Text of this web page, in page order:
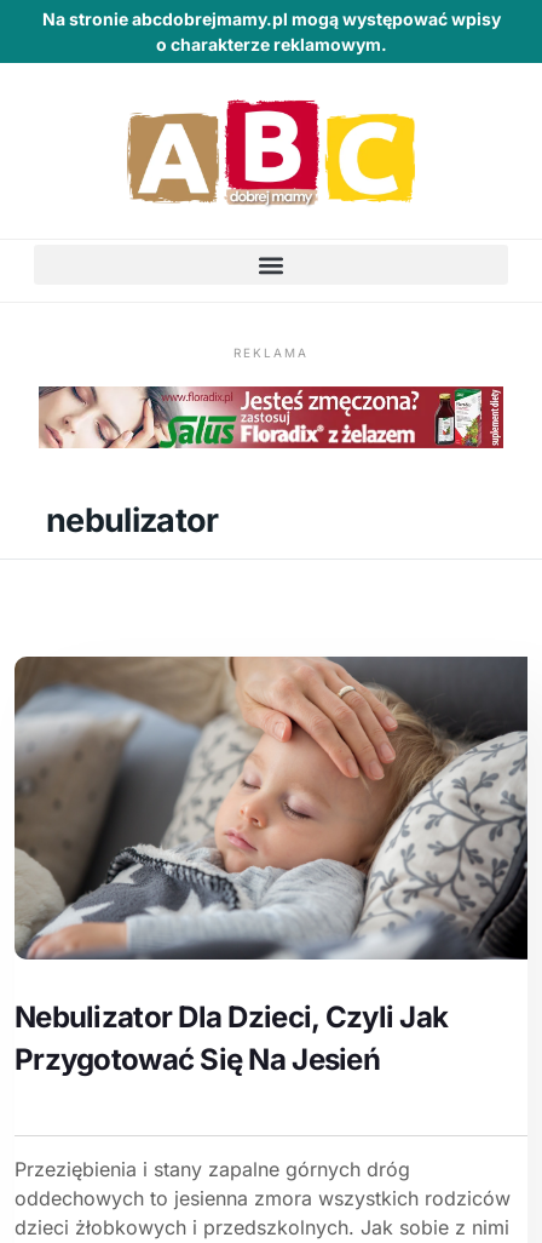
Na stronie abcdobrejmamy.pl mogą występować wpisy
o charakterze reklamowym.
REKLAMA
nebulizator
Nebulizator Dla Dzieci, Czyli Jak
Przygotować Się Na Jesień
Przeziębienia i stany zapalne górnych dróg
oddechowych to jesienna zmora wszystkich rodziców
dzieci żłobkowych i przedszkolnych. Jak sobie z nimi